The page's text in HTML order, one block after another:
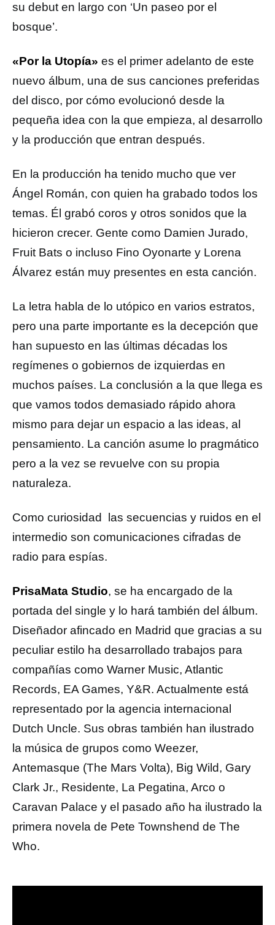
su debut en largo con ‘Un paseo por el
bosque’.
«Por la Utopía» es el primer adelanto de este
nuevo álbum, una de sus canciones preferidas
del disco, por cómo evolucionó desde la
pequeña idea con la que empieza, al desarrollo
y la producción que entran después.
En la producción ha tenido mucho que ver
Ángel Román, con quien ha grabado todos los
temas. Él grabó coros y otros sonidos que la
hicieron crecer. Gente como Damien Jurado,
Fruit Bats o incluso Fino Oyonarte y Lorena
Álvarez están muy presentes en esta canción.
La letra habla de lo utópico en varios estratos,
pero una parte importante es la decepción que
han supuesto en las últimas décadas los
regímenes o gobiernos de izquierdas en
muchos países. La conclusión a la que llega es
que vamos todos demasiado rápido ahora
mismo para dejar un espacio a las ideas, al
pensamiento. La canción asume lo pragmático
pero a la vez se revuelve con su propia
naturaleza.
Como curiosidad las secuencias y ruidos en el
intermedio son comunicaciones cifradas de
radio para espías.
PrisaMata Studio, se ha encargado de la
portada del single y lo hará también del álbum.
Diseñador afincado en Madrid que gracias a su
peculiar estilo ha desarrollado trabajos para
compañías como Warner Music, Atlantic
Records, EA Games, Y&R. Actualmente está
representado por la agencia internacional
Dutch Uncle. Sus obras también han ilustrado
la música de grupos como Weezer,
Antemasque (The Mars Volta), Big Wild, Gary
Clark Jr., Residente, La Pegatina, Arco o
Caravan Palace y el pasado año ha ilustrado la
primera novela de Pete Townshend de The
Who.